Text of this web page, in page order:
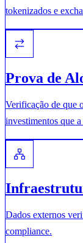
tokenizados e
Prova de
Verificação de que
investimentos que
Dados externos
compliance.